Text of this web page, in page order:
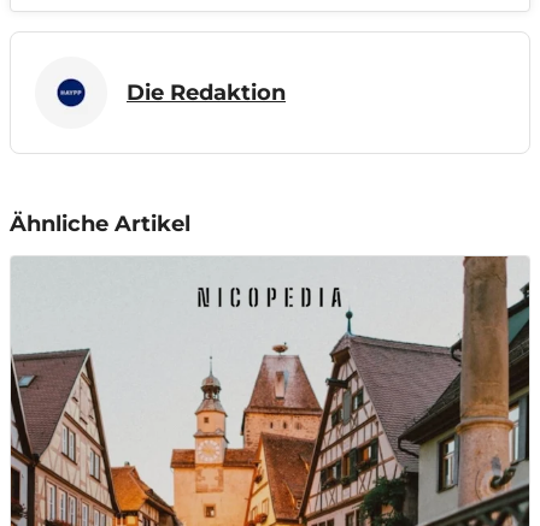
Die Redaktion
Ähnliche Artikel